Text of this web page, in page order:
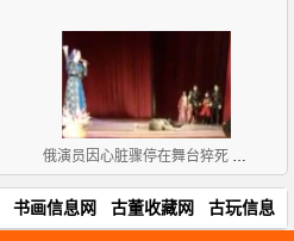
俄演员因心脏骤停在舞台猝死 观众不明情况直欢呼
书画信息网 古董收藏网 古玩信息